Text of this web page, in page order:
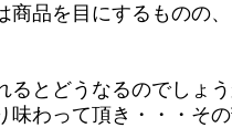
商品を目にするものの
とどうなるのでしょ
味わって頂き・・・そ